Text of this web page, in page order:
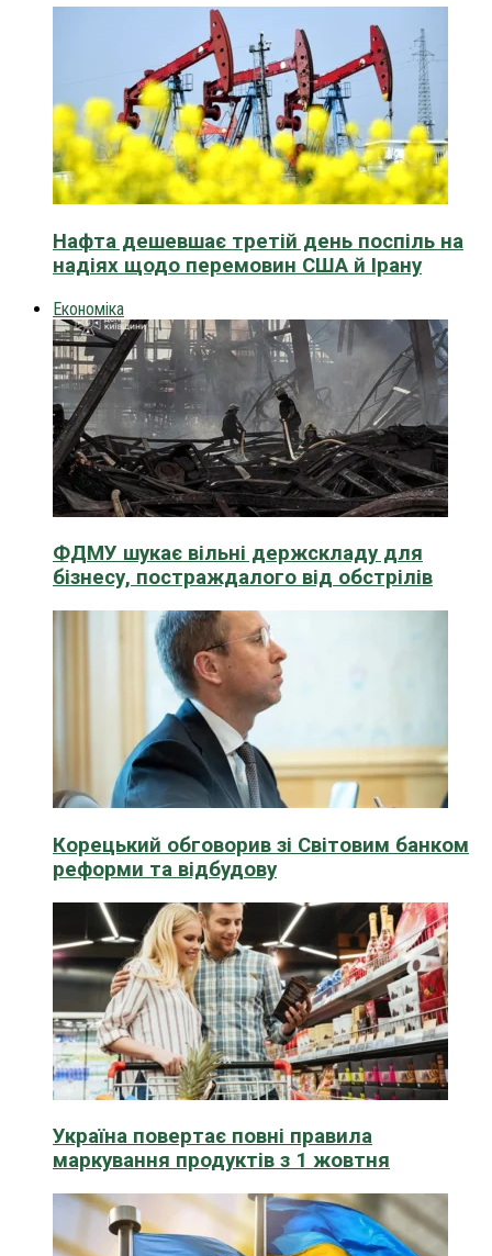
Нафта дешевшає третій день поспіль на
надіях щодо перемовин США й Ірану
Економіка
ФДМУ шукає вільні держскладу для
бізнесу, постраждалого від обстрілів
Корецький обговорив зі Світовим банком
реформи та відбудову
Україна повертає повні правила
маркування продуктів з 1 жовтня